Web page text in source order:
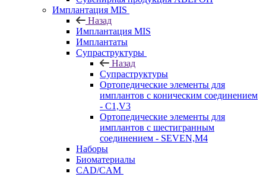
Имплантация MIS
Назад
Имплантация MIS
Имплантаты
Супраструктуры
Назад
Супраструктуры
Ортопедические элементы для
имплантов с коническим соединением
- C1,V3
Ортопедические элементы для
имплантов с шестигранным
соединением - SEVEN,M4
Наборы
Биоматериалы
CAD/CAM